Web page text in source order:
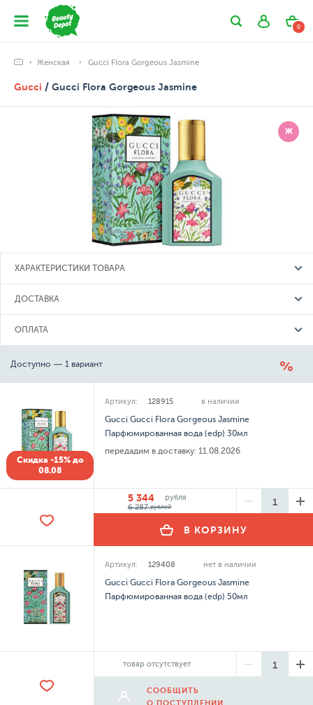
0
Женская Gucci Flora Gorgeous Jasmine
Gucci / Gucci Flora Gorgeous Jasmine
Ж
ХАРАКТЕРИСТИКИ ТОВАРА
ДОСТАВКА
ОПЛАТА
Доступно — 1 вариант
Скидка -15% до
08.08
Артикул: 128915 в наличии
Gucci Gucci Flora Gorgeous Jasmine
Парфюмированная вода (edp) 30мл
передадим в доставку: 11.08.2026
5 344
рубля
6 287рублей
В КОРЗИНУ
Артикул: 129408 нет в наличии
Gucci Gucci Flora Gorgeous Jasmine
Парфюмированная вода (edp) 50мл
товар отсутствует
СООБЩИТЬ